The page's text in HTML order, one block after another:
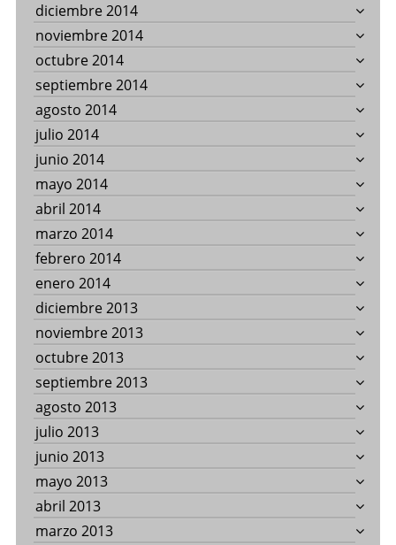
diciembre 2014
noviembre 2014
octubre 2014
septiembre 2014
agosto 2014
julio 2014
junio 2014
mayo 2014
abril 2014
marzo 2014
febrero 2014
enero 2014
diciembre 2013
noviembre 2013
octubre 2013
septiembre 2013
agosto 2013
julio 2013
junio 2013
mayo 2013
abril 2013
marzo 2013